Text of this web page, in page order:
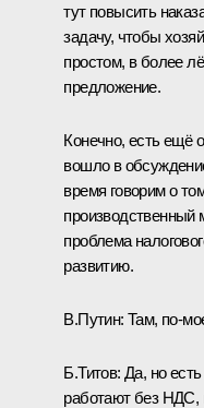
тут повысить
задачу, чтобы
простом, в более
предложение.
Конечно, есть ещё
вошло в
время говорим о
производственный
проблема
развитию.
В.Путин: Там,
Б.Титов: Да, но
работают без НДС,